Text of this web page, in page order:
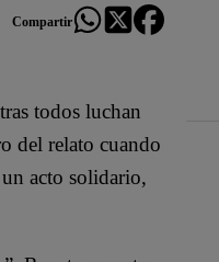
Compartir
todos luchan
del relato cuando
acto solidario,